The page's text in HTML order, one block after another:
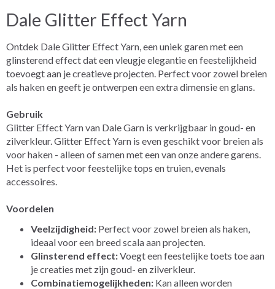
Dale Glitter Effect Yarn
Ontdek Dale Glitter Effect Yarn, een uniek garen met een
glinsterend effect dat een vleugje elegantie en feestelijkheid
toevoegt aan je creatieve projecten. Perfect voor zowel breien
als haken en geeft je ontwerpen een extra dimensie en glans.
Gebruik
Glitter Effect Yarn van Dale Garn is verkrijgbaar in goud- en
zilverkleur. Glitter Effect Yarn is even geschikt voor breien als
voor haken - alleen of samen met een van onze andere garens.
Het is perfect voor feestelijke tops en truien, evenals
accessoires.
Voordelen
Veelzijdigheid: Perfect voor zowel breien als haken,
ideaal voor een breed scala aan projecten.
Glinsterend effect:Voegt een feestelijke toets toe aan
je creaties met zijn goud- en zilverkleur.
Combinatiemogelijkheden: Kan alleen worden